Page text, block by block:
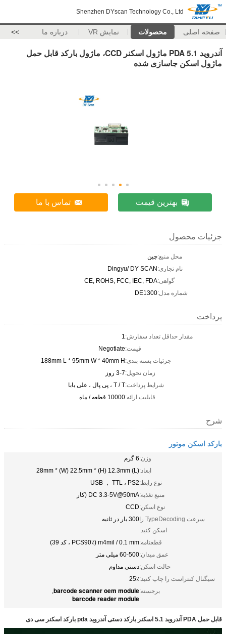
Shenzhen DYscan Technology Co., Ltd
صفحه اصلی محصولات نمایش VR درباره ما >>
آندروید 5.1 PDA ماژول اسکنر CCD، ماژول بارکد قابل حمل
ماژول اسکن جاسازی شده
بهترین قیمت تماس با ما
جزئیات محصول
محل منبع:چین
نام تجاری:Dingyu/ DY SCAN
گواهی:CE, ROHS, FCC, IEC, FDA
شماره مدل:DE1300
پرداخت
مقدار حداقل تعداد سفارش:1
قیمت:Negotiate
جزئیات بسته بندی:188mm L * 95mm W * 40mm H
زمان تحویل:3-7 روز
شرایط پرداخت:T / T ، پی پال ، علی بابا
قابلیت ارائه:10000 قطعه / ماه
شرح
بارکد اسکن موتور
وزن:6 گرم
ابعاد:(L) 28mm * (W) 22.5mm * (H) 12.3mm
نوع رابط:USB ， TTL ، PS2
منبع تغذیه:DC 3.3-5V@50mA (کار
نوع اسکن:CCD
سرعت TypeDecoding را
اسکن کنید:
300 بار در ثانیه
قطعنامه:m4mil / 0.1 mm (PCS90٪ ، کد 39)
عمق میدان:60-500 میلی متر
حالت اسکن:دستی مداوم
سیگنال کنتراست را چاپ کنید:25٪
برجسته:barcode scanner oem module
,
barcode reader module
قابل حمل PDA آندروید 5.1 اسکنر بارکد دستی آندروید pda بارکد اسکنر سی دی